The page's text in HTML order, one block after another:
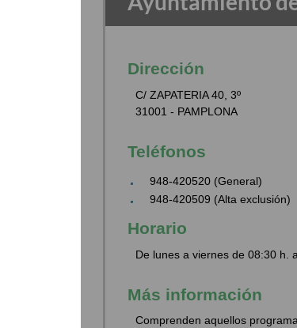
Dirección
C/ ZAPATERIA 40, 3º
31001 - PAMPLONA
Teléfonos
948-420520 (General)
948-420509 (Alta exclusión)
Horario
De lunes a viernes de 08:30 h.
Más información
Comprenden aquellos